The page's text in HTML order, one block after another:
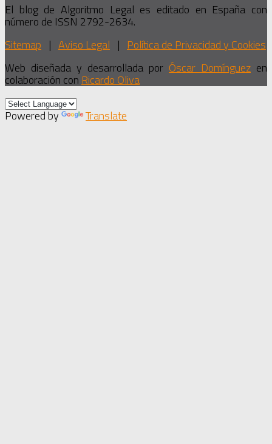
El blog de Algoritmo Legal es editado en España con
número de ISSN 2792-2634.
Sitemap | Aviso Legal | Política de Privacidad y Cookies
Web diseñada y desarrollada por Óscar Domínguez en
colaboración conRicardo Oliva
Powered by Translate